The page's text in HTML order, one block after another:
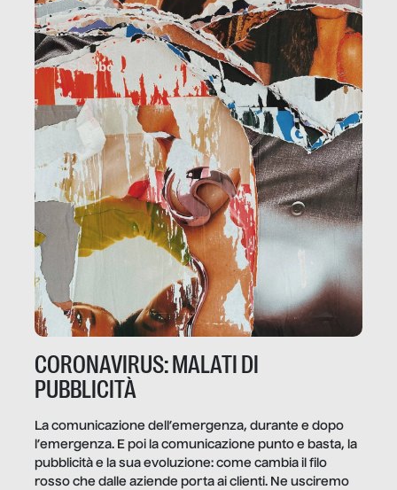
CORONAVIRUS: MALATI DI
PUBBLICITÀ
La comunicazione dell’emergenza, durante e dopo
l’emergenza. E poi la comunicazione punto e basta, la
pubblicità e la sua evoluzione: come cambia il filo
rosso che dalle aziende porta ai clienti. Ne usciremo